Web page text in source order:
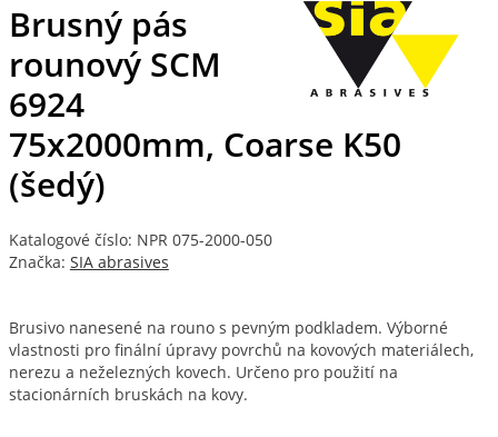
Brusný pás
rounový SCM
6924
75x2000mm, Coarse K50
(šedý)
Katalogové číslo: NPR 075-2000-050
Značka: SIA abrasives
Brusivo nanesené na rouno s pevným podkladem. Výborné
vlastnosti pro finální úpravy povrchů na kovových materiálech,
nerezu a neželezných kovech. Určeno pro použití na
stacionárních bruskách na kovy.